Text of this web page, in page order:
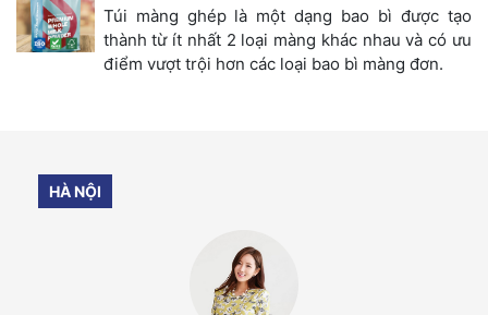
Túi màng ghép là một dạng bao bì được tạo
thành từ ít nhất 2 loại màng khác nhau và có ưu
điểm vượt trội hơn các loại bao bì màng đơn.
HÀ NỘI